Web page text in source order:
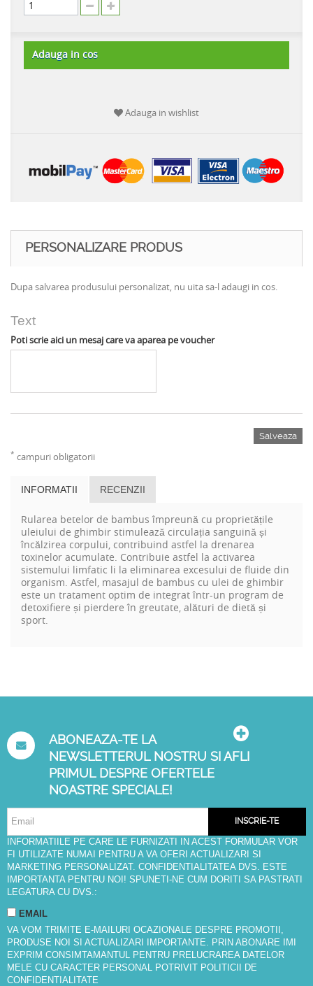
Adauga in cos
Adauga in wishlist
PERSONALIZARE PRODUS
Dupa salvarea produsului personalizat, nu uita sa-l adaugi in cos.
Text
Poti scrie aici un mesaj care va aparea pe voucher
Salveaza
* campuri obligatorii
INFORMATII RECENZII
Rularea betelor de bambus împreună cu proprietățile
uleiului de ghimbir stimulează circulația sanguină și
încălzirea corpului, contribuind astfel la drenarea
toxinelor acumulate. Contribuie astfel la activarea
sistemului limfatic li la eliminarea excesului de fluide din
organism. Astfel, masajul de bambus cu ulei de ghimbir
este un tratament optim de integrat într-un program de
detoxifiere și pierdere în greutate, alături de dietă și
sport.
ABONEAZA-TE LA
NEWSLETTERUL NOSTRU SI AFLI
PRIMUL DESPRE OFERTELE
NOASTRE SPECIALE!
INSCRIE-TE
INFORMATIILE PE CARE LE FURNIZATI IN ACEST FORMULAR VOR
FI UTILIZATE NUMAI PENTRU A VA OFERI ACTUALIZARI SI
MARKETING PERSONALIZAT. CONFIDENTIALITATEA DVS. ESTE
IMPORTANTA PENTRU NOI! SPUNETI-NE CUM DORITI SA PASTRATI
LEGATURA CU DVS.:
EMAIL
VA VOM TRIMITE E-MAILURI OCAZIONALE DESPRE PROMOTII,
PRODUSE NOI SI ACTUALIZARI IMPORTANTE. PRIN ABONARE IMI
EXPRIM CONSIMTAMANTUL PENTRU PRELUCRAREA DATELOR
MELE CU CARACTER PERSONAL POTRIVIT POLITICII DE
CONFIDENTIALITATE